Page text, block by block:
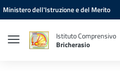
Vai ai contenuti
Vai al menu di navigazione
Vai al footer
Ministero dell'Istruzione e del Merito
Istituto Comprensivo
Bricherasio